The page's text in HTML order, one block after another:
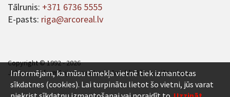
Tālrunis: +371 6736 5555
E-pasts: riga@arcoreal.lv
Copyright © 1992 - 2026
Jebkuras informācijas un satura pārpublicēšana ir jāsaskaņo.
Informējam, ka mūsu tīmekļa vietnē tiek izmantotas
sīkdatnes (cookies). Lai turpinātu lietot šo vietni, jūs varat